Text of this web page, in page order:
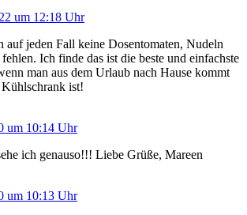
um 12:18 Uhr
auf jeden Fall keine Dosentomaten, Nudeln
Ich finde das ist die beste und einfachste
man aus dem Urlaub nach Hause kommt
ist!
um 10:14 Uhr
ich genauso!!! Liebe Grüße, Mareen
um 10:13 Uhr